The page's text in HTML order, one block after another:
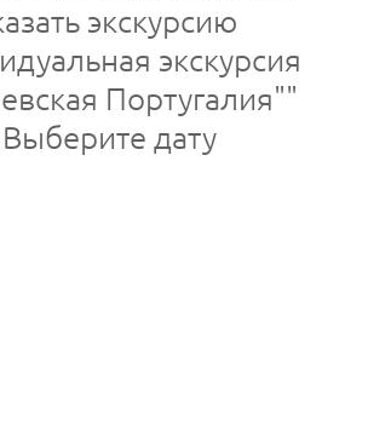
экскурсию
экскурсия
Португалия""
Выберите дату